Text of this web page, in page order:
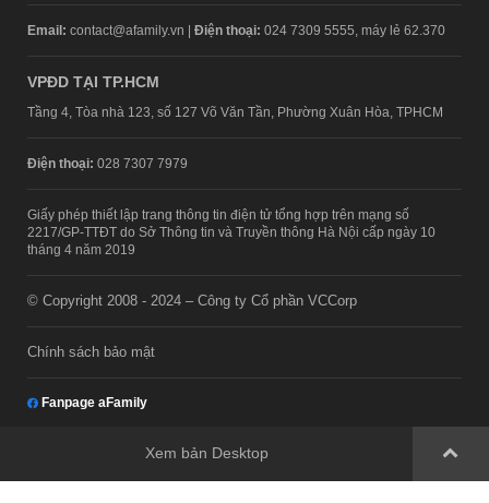
Email: contact@afamily.vn | Điện thoại: 024 7309 5555, máy lẻ 62.370
VPĐD TẠI TP.HCM
Tầng 4, Tòa nhà 123, số 127 Võ Văn Tần, Phường Xuân Hòa, TPHCM
Điện thoại: 028 7307 7979
Giấy phép thiết lập trang thông tin điện tử tổng hợp trên mạng số
2217/GP-TTĐT do Sở Thông tin và Truyền thông Hà Nội cấp ngày 10
tháng 4 năm 2019
© Copyright 2008 - 2024 – Công ty Cổ phần VCCorp
Chính sách bảo mật
Fanpage aFamily
Xem bản Desktop